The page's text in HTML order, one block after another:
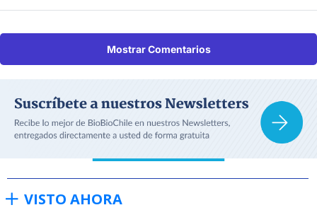
Mostrar Comentarios
VISTO AHORA